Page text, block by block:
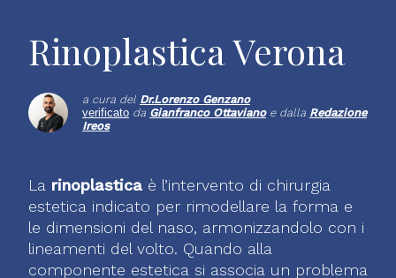
Rinoplastica Verona
a cura del Dr.Lorenzo Genzano
verificato da Gianfranco Ottavianoe dalla Redazione
Ireos
La rinoplastica è l’intervento di chirurgia
estetica indicato per rimodellare la forma e
le dimensioni del naso, armonizzandolo con i
lineamenti del volto. Quando alla
componente estetica si associa un problema